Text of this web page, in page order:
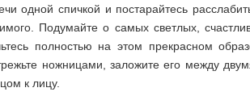
одной спичкой и постарайтесь
Подумайте о самых светлых,
полностью на этом прекрасном
ножницами, заложите его между
к лицу.